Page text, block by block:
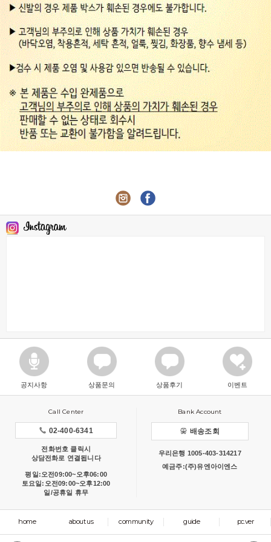
공지사항 상품문의 상품후기 이벤트
Call Center
02-400-6341
전화번호 클릭시
상담전화로 연결됩니다
평일:오전09:00~오후06:00
토요일:오전09:00~오후12:00
일/공휴일 휴무
Bank Account
배송조회
우리은행 1005-403-314217
예금주:(주)유엔아이엔스
home about us community guide pc.ver